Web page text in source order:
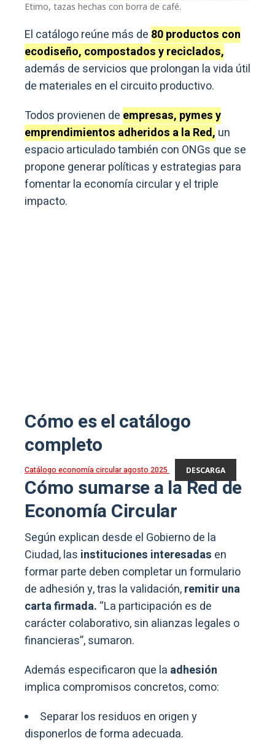
Etimo, tazas hechas con borra de café.
El catálogo reúne más de 80 productos con
ecodiseño, compostados y reciclados,
además de servicios que prolongan la vida útil
de materiales en el circuito productivo.
Todos provienen de empresas, pymes y
emprendimientos adheridos a la Red, un
espacio articulado también con ONGs que se
propone generar políticas y estrategias para
fomentar la economía circular y el triple
impacto.
Cómo es el catálogo
completo
Catálogo economía circular agosto 2025 DESCARGA
Cómo sumarse a la Red de
Economía Circular
Según explican desde el Gobierno de la
Ciudad, las instituciones interesadas en
formar parte deben completar un formulario
de adhesión y, tras la validación,remitir una
carta firmada. “La participación es de
carácter colaborativo, sin alianzas legales o
financieras”, sumaron.
Además especificaron que la adhesión
implica compromisos concretos, como:
Separar los residuos en origen y
disponerlos de forma adecuada.